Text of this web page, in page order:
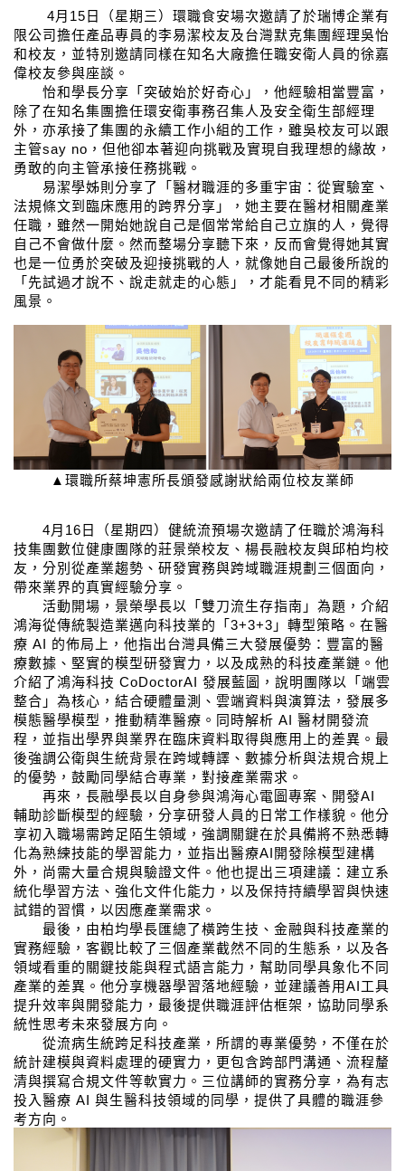
4月 15 日（星期三）環職食安場次邀請了於瑞博企業有
限公司擔任產品專員的李易潔校友及台灣默克集團經理吳怡
和校友，並特別邀請同樣在知名大廠擔任職安衛人員的徐嘉
偉校友參與座談。
怡和學長分享「突破始於好奇心」，他經驗相當豐富，
除了在知名集團擔任環安衛事務召集人及安全衛生部經理
外，亦承接了集團的永續工作小組的工作，雖吳校友可以跟
主管say no ，但他卻本著迎向挑戰及實現自我理想的緣故，
勇敢的向主管承接任務挑戰。
易潔學姊則分享了「醫材職涯的多重宇宙：從實驗室、
法規條文到臨床應用的跨界分享」，她主要在醫材相關產業
任職，雖然一開始她說自己是個常常給自己立旗的人，覺得
自己不會做什麼。然而整場分享聽下來，反而會覺得她其實
也是一位勇於突破及迎接挑戰的人，就像她自己最後所說的
「先試過才說不、說走就走的心態」，才能看見不同的精彩
風景。
▲環職所蔡坤憲所長頒發感謝狀給兩位校友業師
4月 16 日（星期四）健統流預場次邀請了任職於鴻海科
技集團數位健康團隊的莊景榮校友、楊長融校友與邱柏均校
友，分別從產業趨勢、研發實務與跨域職涯規劃三個面向，
帶來業界的真實經驗分享。
活動開場，景榮學長以「雙刀流生存指南」為題，介紹
鴻海從傳統製造業邁向科技業的「 3+3+3 」轉型策略。在醫
療 AI 的佈局上，他指出台灣具備三大發展優勢：豐富的醫
療數據、堅實的模型研發實力，以及成熟的科技產業鏈。他
介紹了鴻海科技 CoDoctorAI 發展藍圖，說明團隊以「端雲
整合」為核心，結合硬體量測、雲端資料與演算法，發展多
模態醫學模型，推動精準醫療。同時解析 AI 醫材開發流
程，並指出學界與業界在臨床資料取得與應用上的差異。最
後強調公衛與生統背景在跨域轉譯、數據分析與法規合規上
的優勢，鼓勵同學結合專業，對接產業需求。
再來，長融學長以自身參與鴻海心電圖專案、開發AI
輔助診斷模型的經驗，分享研發人員的日常工作樣貌。他分
享初入職場需跨足陌生領域，強調關鍵在於具備將不熟悉轉
化為熟練技能的學習能力，並指出醫療AI 開發除模型建構
外，尚需大量合規與驗證文件。他也提出三項建議：建立系
統化學習方法、強化文件化能力，以及保持持續學習與快速
試錯的習慣，以因應產業需求。
最後，由柏均學長匯總了橫跨生技、金融與科技產業的
實務經驗，客觀比較了三個產業截然不同的生態系，以及各
領域看重的關鍵技能與程式語言能力，幫助同學具象化不同
產業的差異。他分享機器學習落地經驗，並建議善用AI工具
提升效率與開發能力，最後提供職涯評估框架，協助同學系
統性思考未來發展方向。
從流病生統跨足科技產業，所謂的專業優勢，不僅在於
統計建模與資料處理的硬實力，更包含跨部門溝通、流程釐
清與撰寫合規文件等軟實力。三位講師的實務分享，為有志
投入醫療 AI 與生醫科技領域的同學，提供了具體的職涯參
考方向。